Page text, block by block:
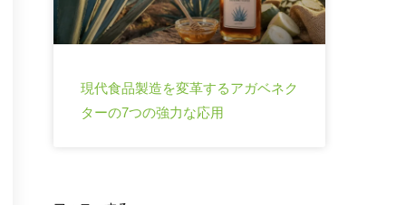
現代食品製造を変革するアガベネク
ターの7つの強力な応用